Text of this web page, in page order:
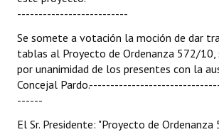
--------------------------
Se somete a votación la moción de dar
tablas al Proyecto de Ordenanza 572/10,
por unanimidad de los presentes con la
Concejal
------
El Sr. Presidente: "Proyecto de